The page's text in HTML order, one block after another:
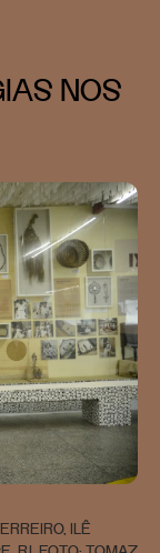
NOS
ILÊ